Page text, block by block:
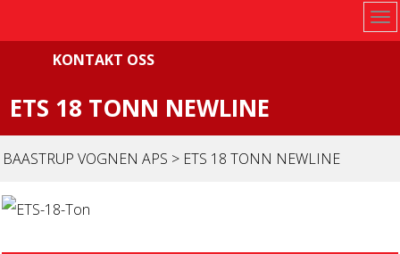
KONTAKT OSS
ETS 18 TONN NEWLINE
BAASTRUP VOGNEN APS > ETS 18 TONN NEWLINE